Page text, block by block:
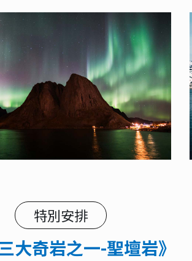
特別安排
大奇岩之一-聖壇岩》